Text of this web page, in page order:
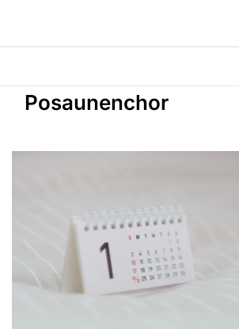
Posaunenchor